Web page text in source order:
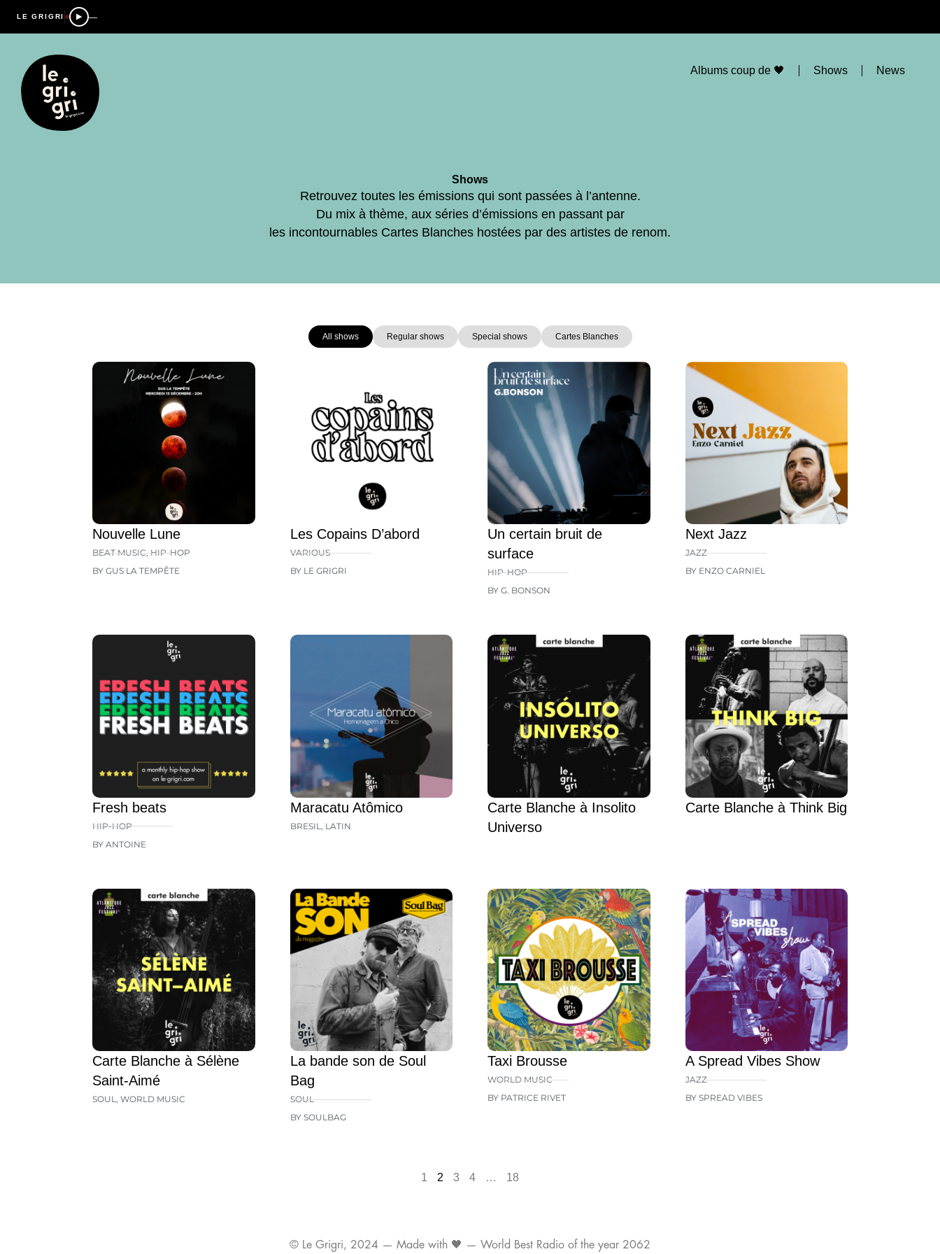
LE GRIGRI —
Albums coup de 🖤 Shows News
Shows
Retrouvez toutes les émissions qui sont passées à l’antenne.
Du mix à thème, aux séries d’émissions en passant par
les incontournables Cartes Blanches hostées par des artistes de renom.
All shows Regular shows Special shows Cartes Blanches
Nouvelle Lune
BEAT MUSIC,HIP-HOP
BY GUS LA TEMPÊTE
Les Copains D’abord
VARIOUS
BY LE GRIGRI
Un certain bruit de
surface
HIP-HOP
BY G. BONSON
Next Jazz
JAZZ
BY ENZO CARNIEL
Fresh beats
HIP-HOP
BY ANTOINE
Maracatu Atômico
BRESIL LATIN
Carte Blanche à Insolito
Universo
Carte Blanche à Think Big
Carte Blanche à Sélène
Saint-Aimé
SOUL, WORLD MUSIC
La bande son de Soul
Bag
SOUL
BY SOULBAG
Taxi Brousse
WORLD MUSIC
BY PATRICE RIVET
A Spread Vibes Show
JAZZ
BY SPREAD VIBES
1 2 3
Page
4 …
Page
18
© Le Grigri, 2024 — Made with 🖤 — World Best Radio of the year 2062